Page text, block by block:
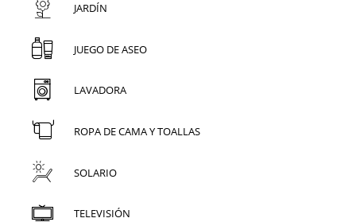
JARDÍN
JUEGO DE ASEO
LAVADORA
ROPA DE CAMA Y TOALLAS
SOLARIO
TELEVISIÓN